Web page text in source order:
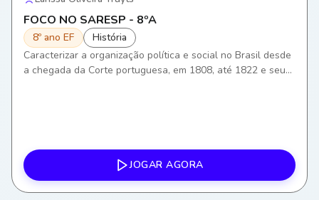
FOCO NO SARESP - 8ºA
8º ano EF
História
Caracterizar a organização política e social no Brasil desde
a chegada da Corte portuguesa, em 1808, até 1822 e seus
JOGAR AGORA